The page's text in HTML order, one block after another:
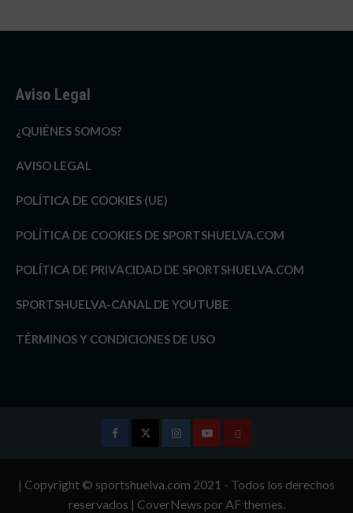
Aviso Legal
¿QUIÉNES SOMOS?
AVISO LEGAL
POLÍTICA DE COOKIES (UE)
POLÍTICA DE COOKIES DE SPORTSHUELVA.COM
POLÍTICA DE PRIVACIDAD DE SPORTSHUELVA.COM
SPORTSHUELVA-CANAL DE YOUTUBE
TÉRMINOS Y CONDICIONES DE USO
InstagramYoutubeTÉRMINOS
CONDICIONES
| Copyright © sportshuelva.com 2021 - Todos los derechos
reservados | CoverNews por AF themes.